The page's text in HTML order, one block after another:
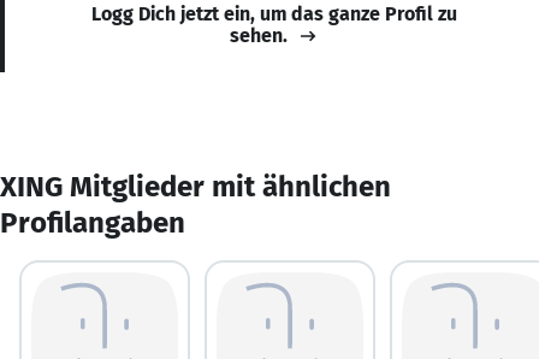
Logg Dich jetzt ein, um das ganze Profil zu
sehen.
XING Mitglieder mit ähnlichen
Profilangaben